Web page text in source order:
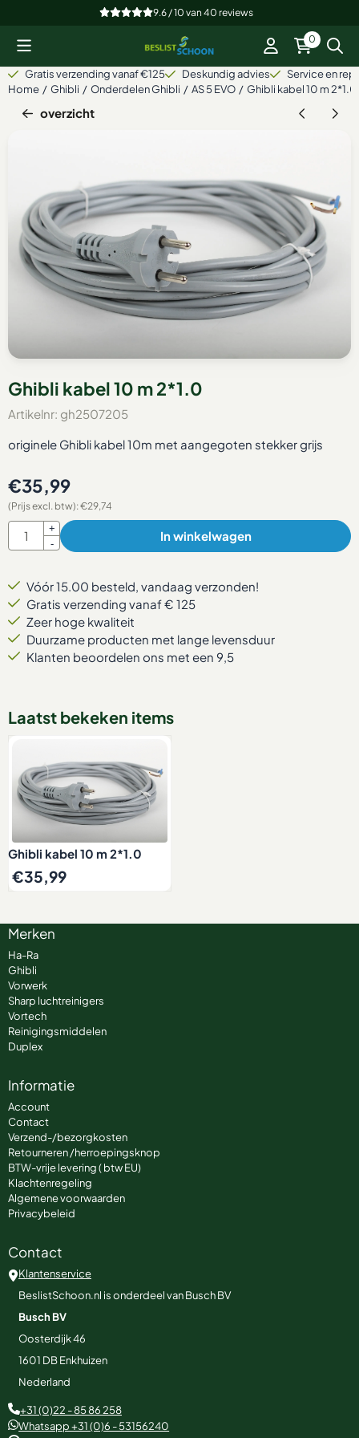
Cookievoorkeuren zijn beschikbaar. Kies instellingen of sta
9.6 / 10 van40 reviews
0
Gratis verzending vanaf €125 Deskundig advies
Service en
Home / Ghibli / Onderdelen Ghibli / AS 5 EVO / Ghibli kabel 10 m 2*1.0
overzicht
Ghibli kabel 10 m 2*1.0
Artikelnr: gh2507205
originele Ghibli kabel 10m met aangegoten stekker grijs
€35,99
(Prijs excl. btw):€29,74
Aantal
+
-
In winkelwagen
Vóór 15.00 besteld, vandaag verzonden!
Gratis verzending vanaf € 125
Zeer hoge kwaliteit
Duurzame producten met lange levensduur
Klanten beoordelen ons met een 9,5
Laatst bekeken items
Ghibli kabel 10 m 2*1.0
€35,99
Merken
Ha-Ra
Ghibli
Vorwerk
Sharp luchtreinigers
Vortech
Reinigingsmiddelen
Duplex
Informatie
Account
Contact
Verzend-/bezorgkosten
Retourneren /herroepingsknop
BTW-vrije levering ( btw EU)
Klachtenregeling
Algemene voorwaarden
Privacybeleid
Contact
Klantenservice
BeslistSchoon.nl is onderdeel van Busch BV
Busch BV
Oosterdijk 46
1601 DBEnkhuizen
Nederland
+31 (0)22 - 85 86 258
Whatsapp +31 (0)6 - 53156240